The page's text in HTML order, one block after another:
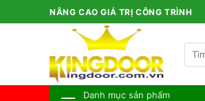
qua
NÂNG CAO GIÁ TRỊ CÔNG TRÌNH
Tìm
kiếm:
Danh mục sản phẩm